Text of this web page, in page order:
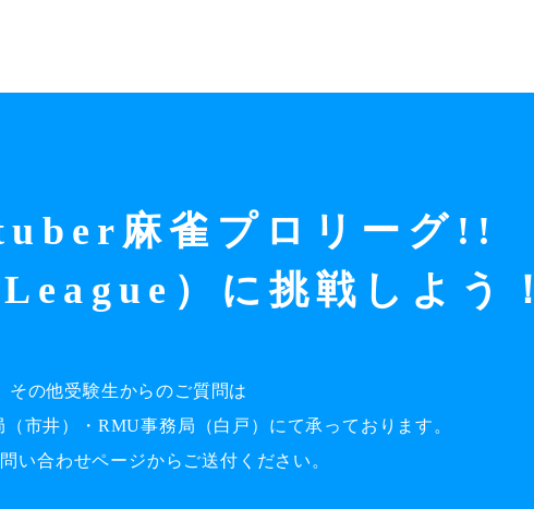
麻雀プロリーグ!!
） に挑戦しよう！
その他受験生からのご質問は
市井）・RMU事務局（白戸）にて承っております。
い合わせページからご送付ください。